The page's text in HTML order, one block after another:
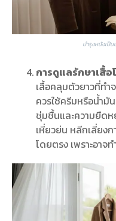
บำรุงหนังเป็
การดูแลรักษาเสื้อ
เสื้อคลุมตัวยาวที่ทำ
ควรใช้ครีมหรือน้ำมั
ชุ่มชื้นและความยืด
เหี่ยวย่น หลีกเลี่ยง
โดยตรง เพราะอาจ